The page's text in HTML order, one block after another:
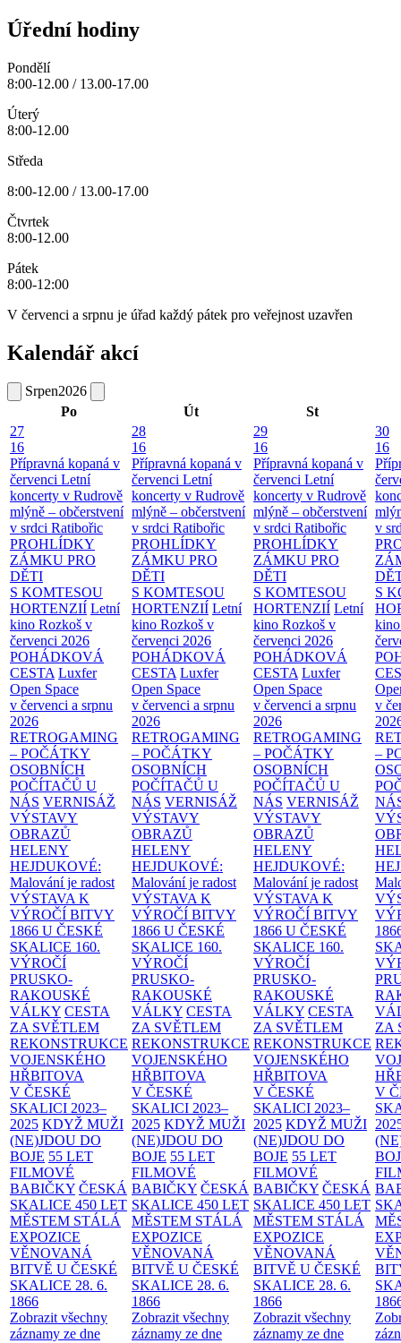
Úřední hodiny
Pondělí
8:00-12.00 / 13.00-17.00
Úterý
8:00-12.00
Středa
8:00-12.00 / 13.00-17.00
Čtvrtek
8:00-12.00
Pátek
8:00-12:00
V červenci a srpnu je úřad každý pátek pro veřejnost uzavřen
Kalendář akcí
Srpen2026
Po
Út
St
27
16
Přípravná kopaná v
červenci Letní
koncerty v Rudrově
mlýně – občerstvení
v srdci Ratibořic
PROHLÍDKY
ZÁMKU PRO
DĚTI
S KOMTESOU
HORTENZIÍ Letní
kino Rozkoš v
červenci 2026
POHÁDKOVÁ
CESTA Luxfer
Open Space
v červenci a srpnu
2026
RETROGAMING
– POČÁTKY
OSOBNÍCH
POČÍTAČŮ U
NÁS VERNISÁŽ
VÝSTAVY
OBRAZŮ
HELENY
HEJDUKOVÉ:
Malování je radost
VÝSTAVA K
VÝROČÍ BITVY
1866 U ČESKÉ
SKALICE 160.
VÝROČÍ
PRUSKO-
RAKOUSKÉ
VÁLKY CESTA
ZA SVĚTLEM
REKONSTRUKCE
VOJENSKÉHO
HŘBITOVA
V ČESKÉ
SKALICI 2023–
2025 KDYŽ MUŽI
(NE)JDOU DO
BOJE 55 LET
FILMOVÉ
BABIČKY ČESKÁ
SKALICE 450 LET
MĚSTEM STÁLÁ
EXPOZICE
VĚNOVANÁ
BITVĚ U ČESKÉ
SKALICE 28. 6.
1866
Zobrazit všechny
záznamy ze dne
28
16
Přípravná kopaná v
červenci Letní
koncerty v Rudrově
mlýně – občerstvení
v srdci Ratibořic
PROHLÍDKY
ZÁMKU PRO
DĚTI
S KOMTESOU
HORTENZIÍ Letní
kino Rozkoš v
červenci 2026
POHÁDKOVÁ
CESTA Luxfer
Open Space
v červenci a srpnu
2026
RETROGAMING
– POČÁTKY
OSOBNÍCH
POČÍTAČŮ U
NÁS VERNISÁŽ
VÝSTAVY
OBRAZŮ
HELENY
HEJDUKOVÉ:
Malování je radost
VÝSTAVA K
VÝROČÍ BITVY
1866 U ČESKÉ
SKALICE 160.
VÝROČÍ
PRUSKO-
RAKOUSKÉ
VÁLKY CESTA
ZA SVĚTLEM
REKONSTRUKCE
VOJENSKÉHO
HŘBITOVA
V ČESKÉ
SKALICI 2023–
2025 KDYŽ MUŽI
(NE)JDOU DO
BOJE 55 LET
FILMOVÉ
BABIČKY ČESKÁ
SKALICE 450 LET
MĚSTEM STÁLÁ
EXPOZICE
VĚNOVANÁ
BITVĚ U ČESKÉ
SKALICE 28. 6.
1866
Zobrazit všechny
záznamy ze dne
29
16
Přípravná kopaná v
červenci Letní
koncerty v Rudrově
mlýně – občerstvení
v srdci Ratibořic
PROHLÍDKY
ZÁMKU PRO
DĚTI
S KOMTESOU
HORTENZIÍ Letní
kino Rozkoš v
červenci 2026
POHÁDKOVÁ
CESTA Luxfer
Open Space
v červenci a srpnu
2026
RETROGAMING
– POČÁTKY
OSOBNÍCH
POČÍTAČŮ U
NÁS VERNISÁŽ
VÝSTAVY
OBRAZŮ
HELENY
HEJDUKOVÉ:
Malování je radost
VÝSTAVA K
VÝROČÍ BITVY
1866 U ČESKÉ
SKALICE 160.
VÝROČÍ
PRUSKO-
RAKOUSKÉ
VÁLKY CESTA
ZA SVĚTLEM
REKONSTRUKCE
VOJENSKÉHO
HŘBITOVA
V ČESKÉ
SKALICI 2023–
2025 KDYŽ MUŽI
(NE)JDOU DO
BOJE 55 LET
FILMOVÉ
BABIČKY ČESKÁ
SKALICE 450 LET
MĚSTEM STÁLÁ
EXPOZICE
VĚNOVANÁ
BITVĚ U ČESKÉ
SKALICE 28. 6.
1866
Zobrazit všechny
záznamy ze dne
30
16
v
S
v
–
ZA
V